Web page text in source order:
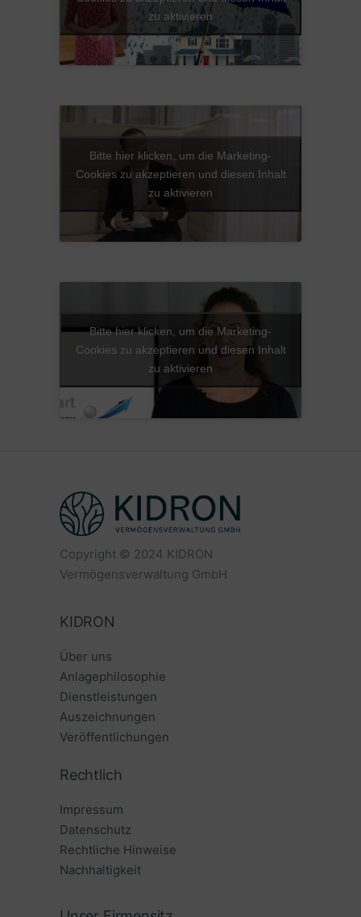
zu aktivieren
Bitte hier klicken, um die Marketing-
Cookies zu akzeptieren und diesen Inhalt
zu aktivieren
Bitte hier klicken, um die Marketing-
Cookies zu akzeptieren und diesen Inhalt
zu aktivieren
Copyright © 2024 KIDRON
Vermögensverwaltung GmbH
KIDRON
Über uns
Anlagephilosophie
Dienstleistungen
Auszeichnungen
Veröffentlichungen
Rechtlich
Impressum
Datenschutz
Rechtliche Hinweise
Nachhaltigkeit